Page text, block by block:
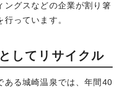
ングスなどの企業が割り箸
っています。
してリサイクル
ある城崎温泉では、年間40